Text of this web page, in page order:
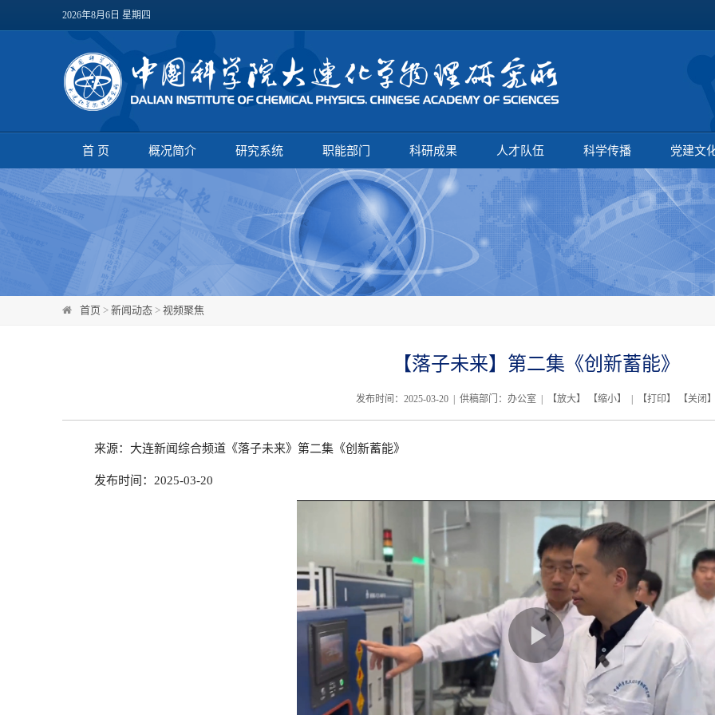
2026年8月6日 星期四
首 页 概况简介 研究系统 职能部门 科研成果 人才队伍 科学传播 党建文
首页 > 新闻动态 > 视频聚焦
【落子未来】第二集《创新蓄能》
发布时间：2025-03-20 | 供稿部门：办公室 | 【放大】 【缩小】 | 【打印】 【关闭
来源：大连新闻综合频道《落子未来》第二集《创新蓄能》
发布时间：2025-03-20